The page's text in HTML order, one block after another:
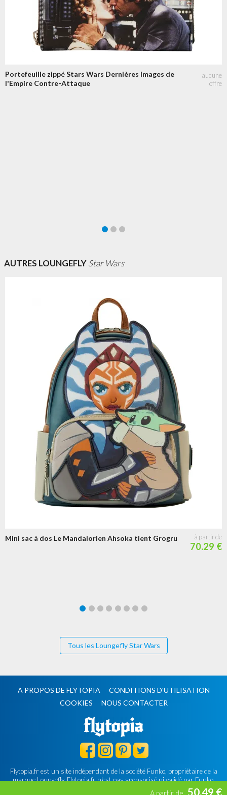
50.49 €
Portefeuille zippé Stars Wars Dernières Images de
l'Empire Contre-Attaque
AUTRES LOUNGEFLYStar Wars
Mini sac à dos Le Mandalorien Ahsoka tient Grogru
70.29 €
Tous les Loungefly Star Wars
A PROPOS DE FLYTOPIA
CONDITIONS D'UTILISATION
COOKIES
NOUS CONTACTER
Flytopia.fr est un site indépendant de la société Funko, propriétaire de la
marque Loungefly.Flytopia.fr n'est pas sponsorisé ni validé par Funko.